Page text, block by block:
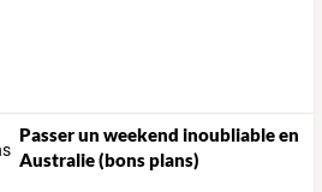
Passer un weekend inoubliable en
Australie (bons plans)